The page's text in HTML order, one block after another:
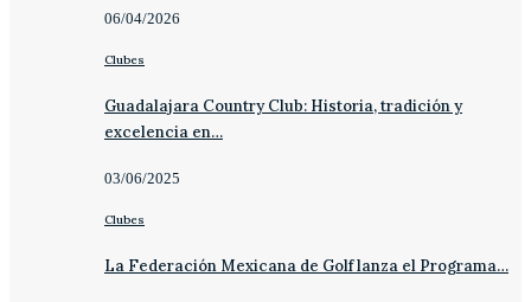
06/04/2026
Clubes
Guadalajara Country Club: Historia, tradición y
excelencia en…
03/06/2025
Clubes
La Federación Mexicana de Golf lanza el Programa…